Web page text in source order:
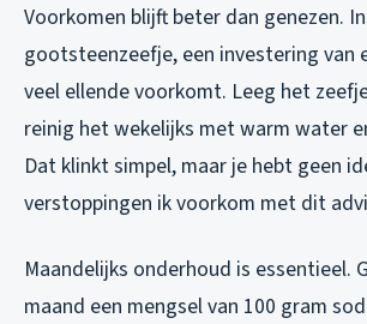
Voorkomen blijft beter dan genezen.
gootsteenzeefje, een investering van
veel ellende voorkomt. Leeg het
reinig het wekelijks met warm water
Dat klinkt simpel, maar je hebt geen
verstoppingen ik voorkom met dit
Maandelijks onderhoud is essentieel.
maand een mengsel van 100 gram